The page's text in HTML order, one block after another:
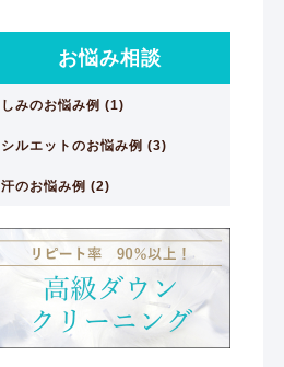
お悩み相談
しみのお悩み例 (1)
シルエットのお悩み例 (3)
汗のお悩み例 (2)